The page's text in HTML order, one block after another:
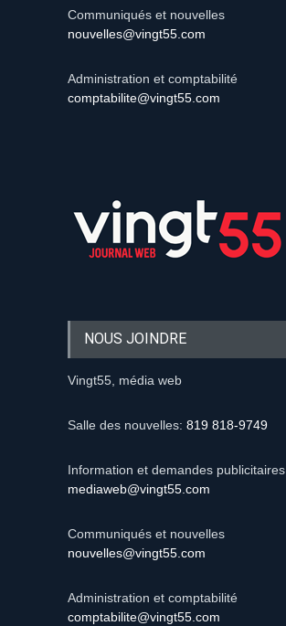
Communiqués et nouvelles
nouvelles@vingt55.com
Administration et comptabilité
comptabilite@vingt55.com
NOUS JOINDRE
Vingt55, média web
Salle des nouvelles: 819 818-9749
Information et demandes publicitaires
mediaweb@vingt55.com
Communiqués et nouvelles
nouvelles@vingt55.com
Administration et comptabilité
comptabilite@vingt55.com